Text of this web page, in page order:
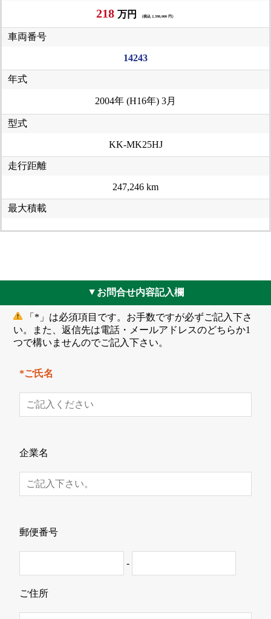
218 万円 （税込 2,398,000 円）
車両番号
14243
年式
2004年 (H16年) 3月
型式
KK-MK25HJ
走行距離
247,246 km
最大積載
▲ お問合せ内容記入欄
「*」は必須項目です。お手数ですが必ずご記入下さ
い。また、返信先は電話・メールアドレスのどちらか1
つで構いませんのでご記入下さい。
*ご氏名
企業名
郵便番号
-
ご住所